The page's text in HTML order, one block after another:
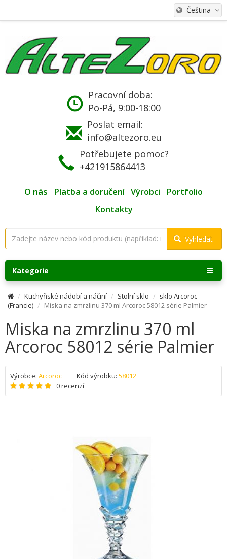
Čeština
Pracovní doba:
Po-Pá, 9:00-18:00
Poslat email:
info@altezoro.eu
Potřebujete pomoc?
+421915864413
O nás Platba a doručení Výrobci
Portfolio
Kontakty
Vyhledat
Kategorie
Kuchyňské nádobí a náčiní Stolní sklo
sklo Arcoroc
(Francie)
Miska na zmrzlinu 370 ml Arcoroc 58012 série Palmier
Miska na zmrzlinu 370 ml
Arcoroc 58012 série Palmier
Výrobce: Arcoroc Kód výrobku: 58012
0 recenzí